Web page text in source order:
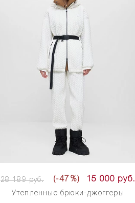
28 189 руб. (-47%) 15 000 руб.
Утепленные брюки-джоггеры